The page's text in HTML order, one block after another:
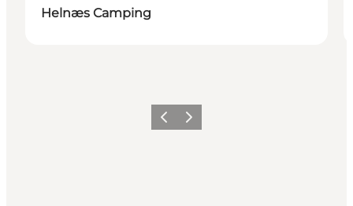
Helnæs Camping
ForrigeNæste